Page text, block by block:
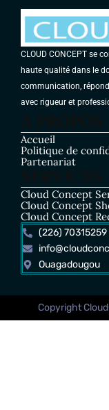
CLOUD CONCEPT se
haute qualité dans le
communication,
avec rigueur et
Accueil
Politique de
Partenariat
Cloud Concept
Cloud Concept
Cloud Concept
(226) 70315259
Ouagadougou
Copyright